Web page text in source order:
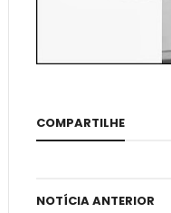
COMPARTILHE
NOTÍCIA ANTERIOR